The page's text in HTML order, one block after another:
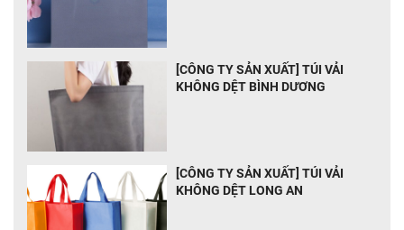
[CÔNG TY SẢN XUẤT] TÚI VẢI
KHÔNG DỆT BÌNH DƯƠNG
[CÔNG TY SẢN XUẤT] TÚI VẢI
KHÔNG DỆT LONG AN